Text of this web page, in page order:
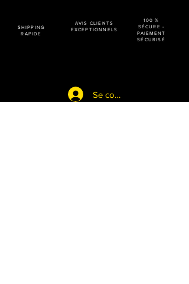
SHIPPING
RAPIDE
AVIS CLIENTS
EXCEPTIONNELS
100 %
SÉCURE -
PAIEMENT
SÉCURISÉ
Se connecter